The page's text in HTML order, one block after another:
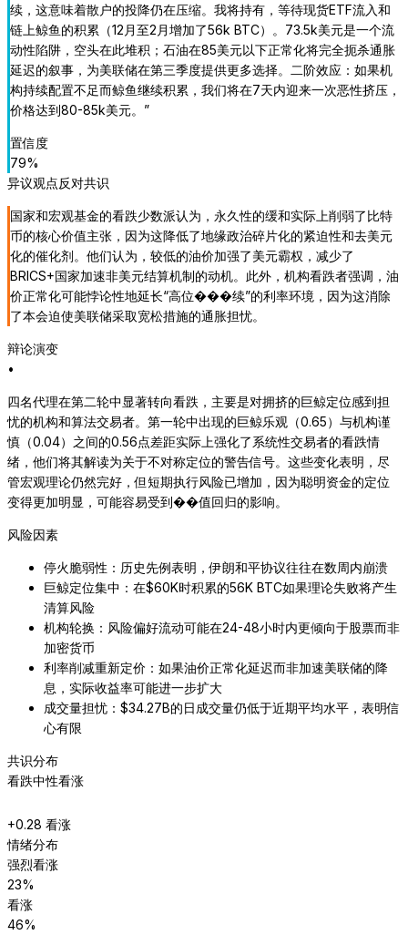
续，这意味着散户的投降仍在压缩。我将持有，等待现货ETF流入和
链上鲸鱼的积累（12月至2月增加了56k BTC）。73.5k美元是一个流
动性陷阱，空头在此堆积；石油在85美元以下正常化将完全扼杀通胀
延迟的叙事，为美联储在第三季度提供更多选择。二阶效应：如果机
构持续配置不足而鲸鱼继续积累，我们将在7天内迎来一次恶性挤压，
价格达到80-85k美元。 ”
置信度
79%
异议观点反对共识
国家和宏观基金的看跌少数派认为，永久性的缓和实际上削弱了比特
币的核心价值主张，因为这降低了地缘政治碎片化的紧迫性和去美元
化的催化剂。他们认为，较低的油价加强了美元霸权，减少了
BRICS+国家加速非美元结算机制的动机。此外，机构看跌者强调，油
价正常化可能悖论性地延长“高位���续”的利率环境，因为这消除
了本会迫使美联储采取宽松措施的通胀担忧。
辩论演变
•
四名代理在第二轮中显著转向看跌，主要是对拥挤的巨鲸定位感到担
忧的机构和算法交易者。第一轮中出现的巨鲸乐观（0.65）与机构谨
慎（0.04）之间的0.56点差距实际上强化了系统性交易者的看跌情
绪，他们将其解读为关于不对称定位的警告信号。这些变化表明，尽
管宏观理论仍然完好，但短期执行风险已增加，因为聪明资金的定位
变得更加明显，可能容易受到��值回归的影响。
风险因素
停火脆弱性：历史先例表明，伊朗和平协议往往在数周内崩溃
巨鲸定位集中：在$60K时积累的56K BTC如果理论失败将产生
清算风险
机构轮换：风险偏好流动可能在24-48小时内更倾向于股票而非
加密货币
利率削减重新定价：如果油价正常化延迟而非加速美联储的降
息，实际收益率可能进一步扩大
成交量担忧：$34.27B的日成交量仍低于近期平均水平，表明信
心有限
共识分布
看跌中性看涨
+0.28 看涨
情绪分布
强烈看涨
23%
看涨
46%